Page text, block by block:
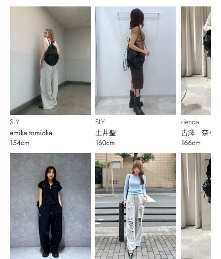
SLY
emika tomioka
154cm
SLY
土井聖
160cm
rienda
古澤 奈々
166cm